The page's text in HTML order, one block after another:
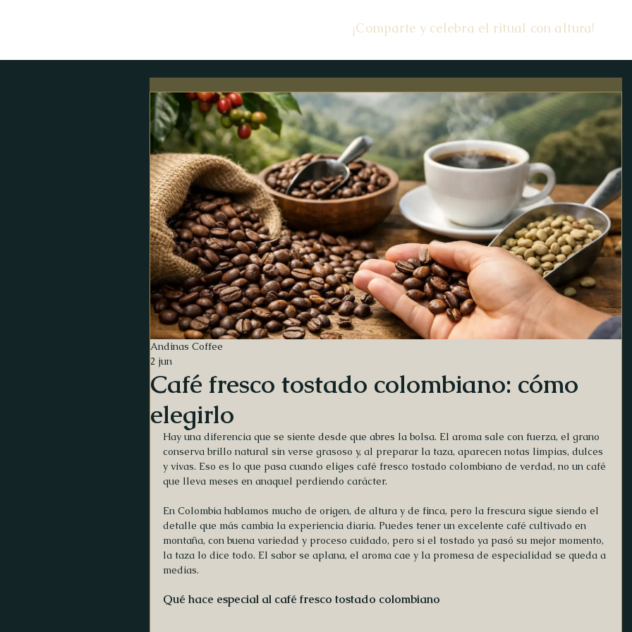
¡Comparte y celebra el ritual con altura!
Café fresco tostado colombiano: cómo
elegirlo
Andinas Coffee
2 jun
Hay una diferencia que se siente desde que abres la bolsa. El aroma sale con fuerza, el grano
conserva brillo natural sin verse grasoso y, al preparar la taza, aparecen notas limpias, dulces
y vivas. Eso es lo que pasa cuando eliges café fresco tostado colombiano de verdad, no un café
que lleva meses en anaquel perdiendo carácter.
En Colombia hablamos mucho de origen, de altura y de finca, pero la frescura sigue siendo el
detalle que más cambia la experiencia diaria. Puedes tener un excelente café cultivado en
montaña, con buena variedad y proceso cuidado, pero si el tostado ya pasó su mejor momento,
la taza lo dice todo. El sabor se aplana, el aroma cae y la promesa de especialidad se queda a
medias.
Qué hace especial al café fresco tostado colombiano